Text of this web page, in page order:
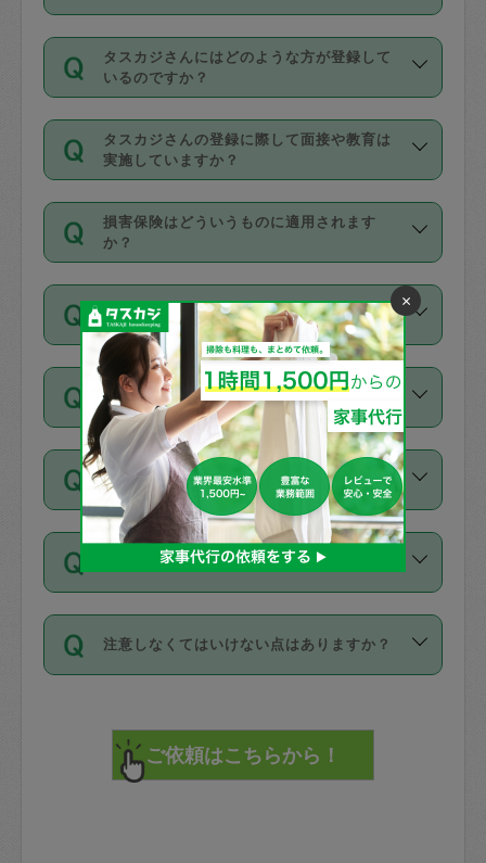
なお、タスカジさんの交通費も、依頼料
金のご請求と合わせてお支払いとなりま
動計算で表示されます。
（例：毎週定期の場合は３回以上のキャ
ンセルが有償（1200円、隔週定期の場合
は２回以上のキャンセルが有償（1200
・ＡＭ ９時～１２時
・ＰＭ １３時～１６時
・夜 １８時～２１時
開始時間を２時間前後変更することが可
能です。依頼送信後、個別にタスカジさ
んにメッセージを送り調整してくださ
い。ただし、２時間を越えての調整はで
万が一、依頼した時間帯と作業時間が１
時間も被らない場合、損害保険の対象外
となりますので、ご注意ください。
掃除、整理収納、洗濯、買い物、料理、
作り置きです。タスカジさんによってで
きる仕事の範囲が異なりますので、依頼
する前にタスカジさんのプロフィールで
確認してください。
基本的に、高所での作業や危険作業、屋
外での作業は対象外です。
タスカジさんにはどのような方が登録して
いるのですか？
主婦として長年の家事経験をお持ちの
方、栄養士・調理師といった資格者で保
育園や学校の給食やレストランで料理関
係の専門職に従事されていた方、日本で
すでにハウスキーパーや英語の先生とし
てお仕事をしているフィリピン出身の
方、海外からの留学生、家事が好きな会
社員など様々なバックグラウンドの方が
登録しています。
また外国人の方は英語しか話せない方、
日本語も話せる方など様々です。
バックグラウンドや得意分野はプロフィ
ールに記載していますので、各自の得意
分野を見極めて、目的に合わせてお仕事
を依頼してください。
タスカジさんの登録に際して面接や教育は
実施していますか？
応募の際に、各自事務局との面接と説明
を行っています。その後、身分証明書の
写真提出をしていただいています。外国
人の場合は在留カードで労働許可状況を
確認しています。タスカジさんトレーニ
ング動画を使ったセルフトレーニングの
のち、タスカジモニター宅にて３時間の
現場トライアルを受け、合格したタスカ
ジさんが活動されています。
※テストセンターの講評は１件目のレビュ
ーとして記載されていますので依頼の際
に参考にしてください。
参考：【詳細】タスカジさんの登録に際
損害保険はどういうものに適用されます
か？
依頼者とタスカジさんとの間でタスカジ
を通して成立した作業時間内での作業に
適用されます。作業範囲は、掃除、洗
濯、料理、作り置き、整理収納、買い物
です。作業中に物を壊したり、人にけが
をさせたりした場合が対象で、補償金額
は対物1000万円、対人1億円が上限で
す。
万が一損害が発生した場合は、その場の
写真を撮り、
詳細FAQ：
損害賠償保険について教えて
何日前まで依頼できますか？
ご依頼は、現在を起点に3日後（72時間
以降）の日時から受付可能となっていま
す。
ただし、72時間を切った直前の日程では
タスカジさんへ「募集」をかけることが
可能です。
キャンセル料はかかりますか？
キャンセル料には、以下の2種類がありま
す。
1. 直前キャンセル（定期、スポット契約
共通）
72時間を超える※と、以下のキャンセル
料が発生します。
直前キャンセル料：
72時間前〜24時間前＝依頼料金の50%
お試し利用はできますか？
「お試し利用」というメニューはありま
せんが、「一回のみ」依頼を活用するこ
とによって、気に入ったタスカジさんを
まず、条件の合う気になるタスカジさ
みてください。
その後、一番気に入ったタスカジさんに
不在の場合にもお願いできますか？
不在の場合の作業はタスカジさんの同意
が必要です。数回の依頼ののち、タスカ
ジさんと依頼者の間で十分な信頼関係が
てください。
不在時に部屋に入るためにタスカジさん
注意しなくてはいけない点はありますか？
で、必ず鍵のかかるロッカーや金庫に入
れて依頼者の責任の元管理するよう心掛
けてください。
×